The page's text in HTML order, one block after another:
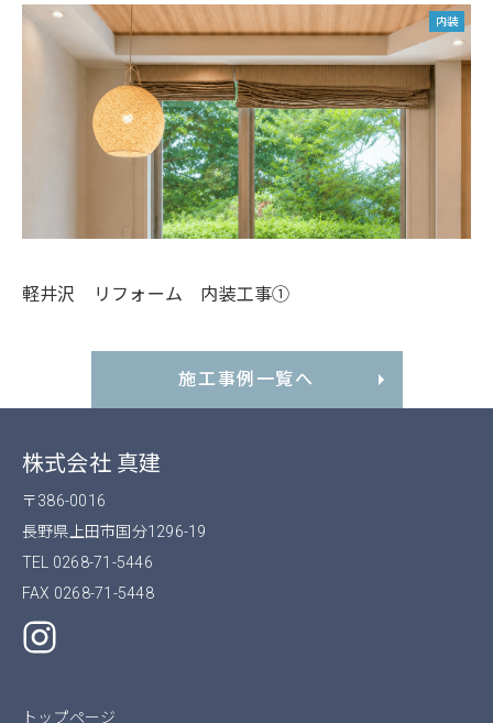
内装
軽井沢 リフォーム 内装工事①
施工事例一覧へ
株式会社 真建
〒386-0016
長野県上田市国分1296-19
TEL 0268-71-5446
FAX 0268-71-5448
トップページ